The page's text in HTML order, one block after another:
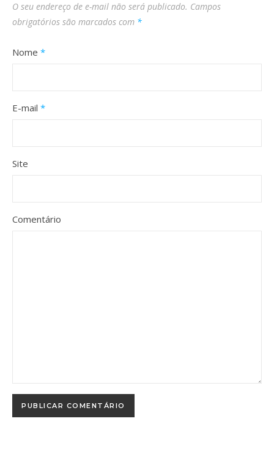
O seu endereço de e-mail não será publicado. Campos
obrigatórios são marcados com *
Nome *
E-mail *
Site
Comentário